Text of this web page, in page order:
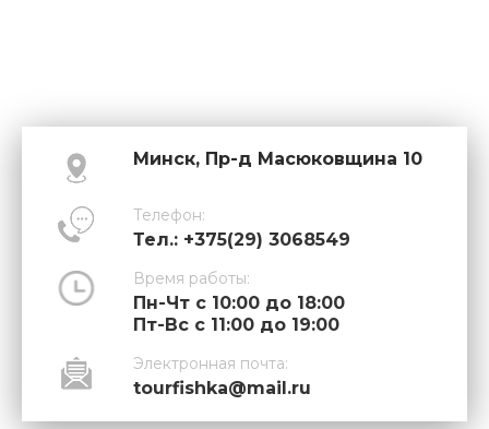
Минск, Пр-д Масюковщина 10
Телефон:
Тел.: +375(29) 3068549
Время работы:
Пн-Чт с 10:00 до 18:00
Пт-Вс с 11:00 до 19:00
Электронная почта:
tourfishka@mail.ru